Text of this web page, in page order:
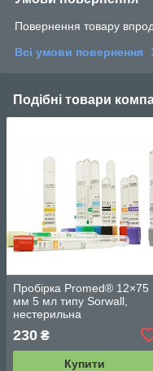
Повернення товару
Всі умови повернення
Подібні товари
Пробірка Promed® 12×75
мм 5 мл типу Sorwall,
нестерильна
(циліндрична, без обідка,
РS), 250 шт.
230 ₴
Купити